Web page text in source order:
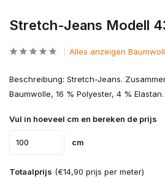
Stretch-Jeans Modell
Alles anzeigen
Beschreibung: Stretch-Jeans.
Baumwolle, 16 % Polyester, 4 %
Vul in hoeveel cm en bereken de prijs
cm
Totaalprijs (€14,90 prijs per meter)